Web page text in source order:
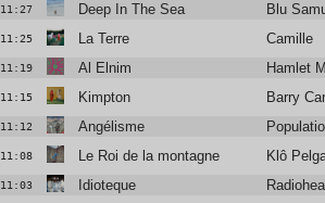
11:27 Deep In The Sea Blu
11:25 La Terre Camille
11:19 Al Elnim Hamlet
11:15 Kimpton Barry
11:12 Angélisme
11:08 Le Roi de la montagne Klô
11:03 Idioteque